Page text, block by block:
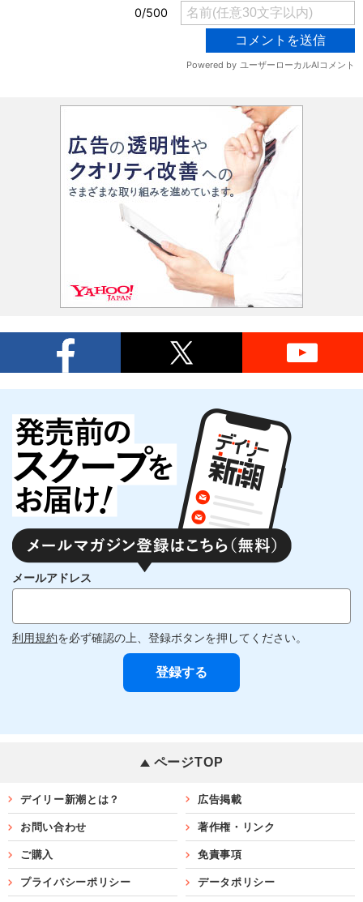
メールアドレス
利用規約を必ず確認の上、登録ボタンを押してください。
ページTOP
デイリー新潮とは？ 広告掲載
お問い合わせ 著作権・リンク
ご購入 免責事項
プライバシーポリシー データポリシー